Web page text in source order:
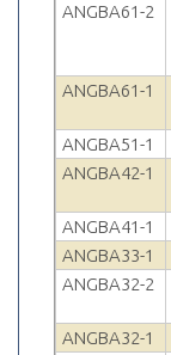
ANGBA61-2
ANGBA61-1
ANGBA51-1
ANGBA42-1
ANGBA41-1
ANGBA33-1
ANGBA32-2
ANGBA32-1